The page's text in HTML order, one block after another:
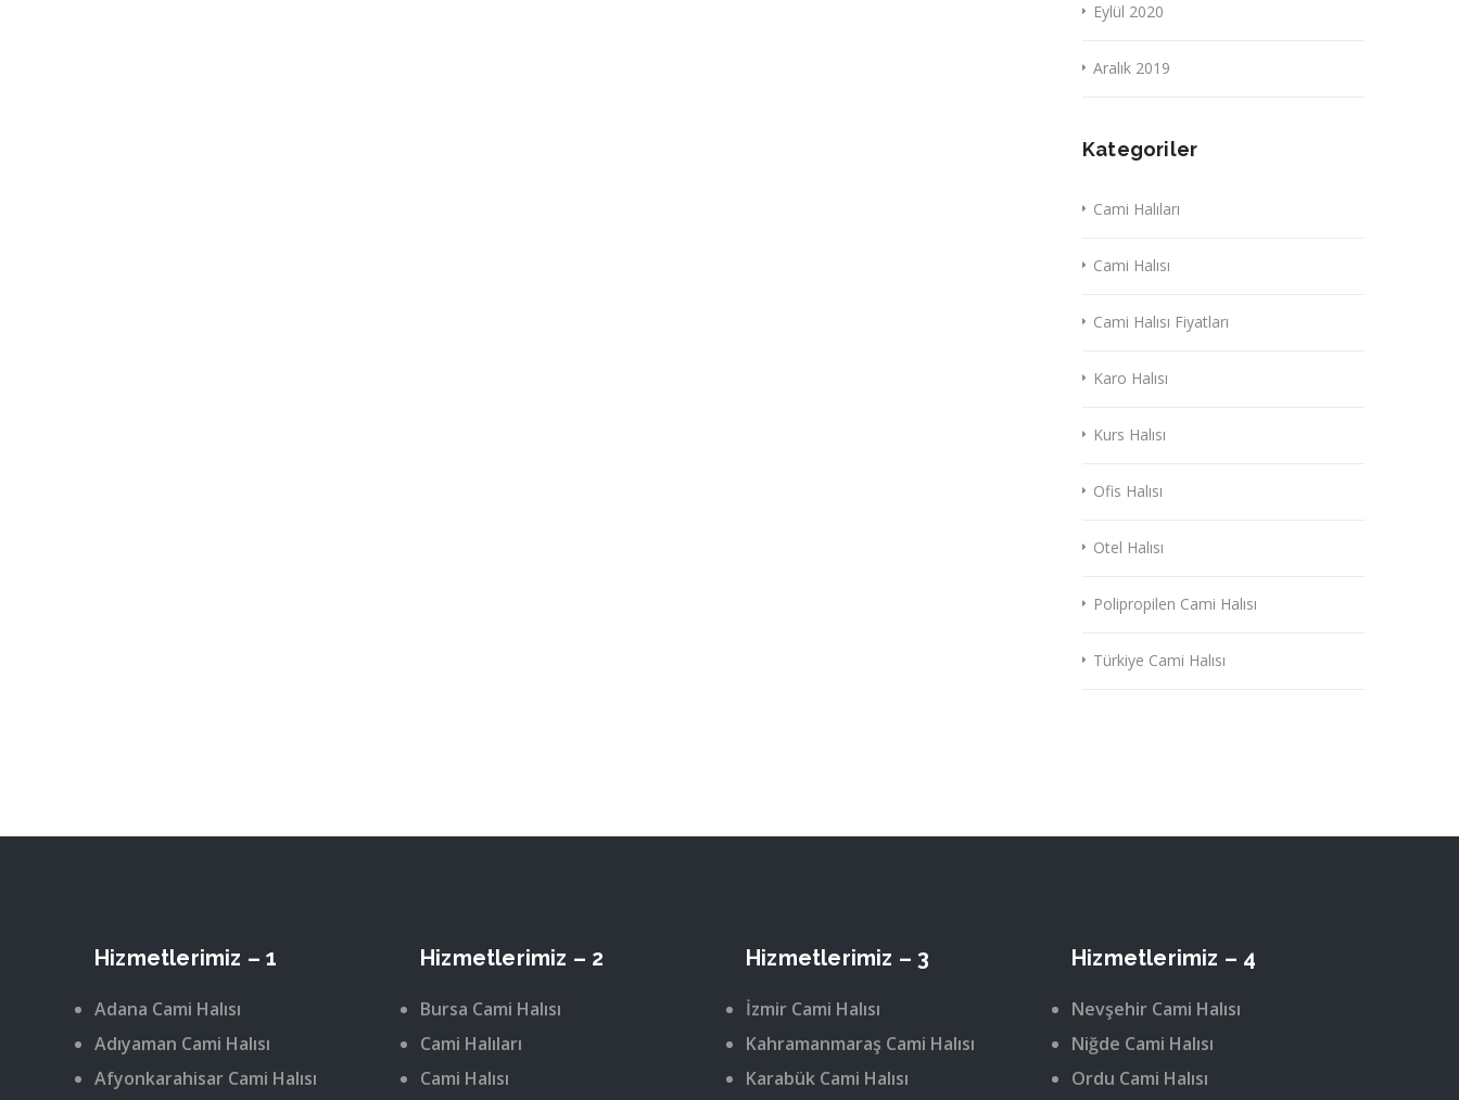
Eylül 2020
Aralık 2019
Kategoriler
Cami Halıları
Cami Halısı
Cami Halısı Fiyatları
Karo Halısı
Kurs Halısı
Ofis Halısı
Otel Halısı
Polipropilen Cami Halısı
Türkiye Cami Halısı
Hizmetlerimiz – 1
Adana Cami Halısı
Adıyaman Cami Halısı
Afyonkarahisar Cami Halısı
Hizmetlerimiz – 2
Bursa Cami Halısı
Cami Halıları
Cami Halısı
Hizmetlerimiz – 3
İzmir Cami Halısı
Kahramanmaraş Cami Halısı
Karabük Cami Halısı
Hizmetlerimiz – 4
Nevşehir Cami Halısı
Niğde Cami Halısı
Ordu Cami Halısı